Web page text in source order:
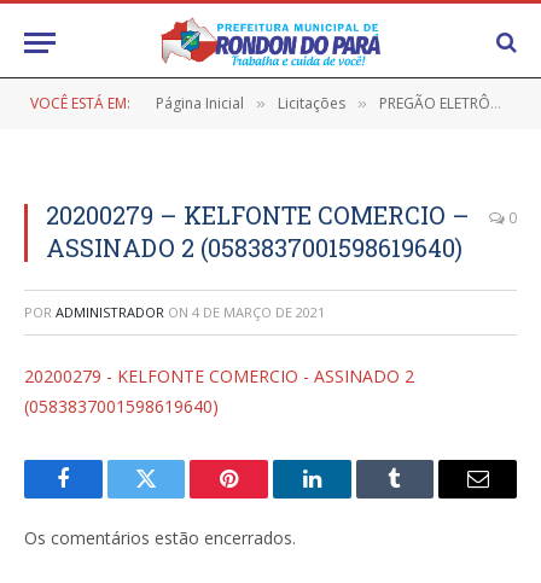
VOCÊ ESTÁ EM: Página Inicial » Licitações » PREGÃO ELETRÔNICO Nº 9/2020-017-SOTURB (CONTRATAÇÃO DE EMPRESA ESPECIALIZADA NO FORNECIMENTO DE MATERIAL ELÉTRICO E POSTES EM FERRO GALVANIZADO)
20200279 – KELFONTE COMERCIO –
ASSINADO 2 (0583837001598619640)
0
POR ADMINISTRADOR ON 4 DE MARÇO DE 2021
20200279 - KELFONTE COMERCIO - ASSINADO 2
(0583837001598619640)
FacebookTwitter Pinterest LinkedInTumblr
E-
Os comentários estão encerrados.